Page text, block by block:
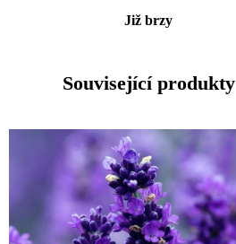
Již brzy
Související produkty